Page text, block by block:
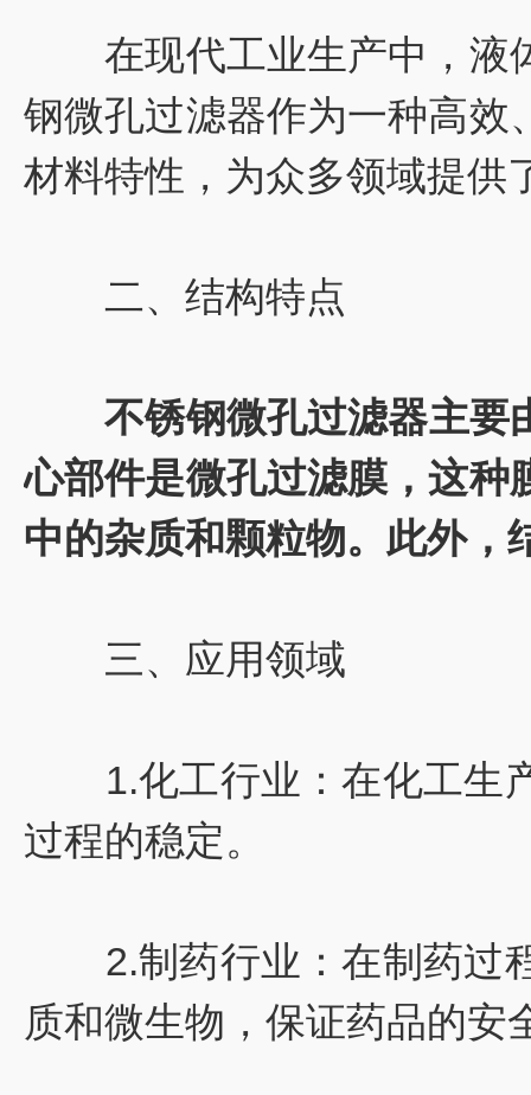
在现代工业生产中，液体
钢微孔过滤器作为一种高效
材料特性，为众多领域提供
二、结构特点
不锈钢微孔过滤器主要
心部件是微孔过滤膜，这种
中的杂质和颗粒物。此外，
三、应用领域
1.化工行业：在化工生产
过程的稳定。
2.制药行业：在制药过程
质和微生物，保证药品的安